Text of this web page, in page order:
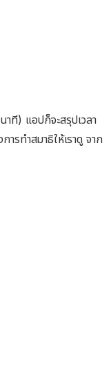
าที) แอปก็จะสรุปเวลา
ารทำสมาธิให้เราดู จาก